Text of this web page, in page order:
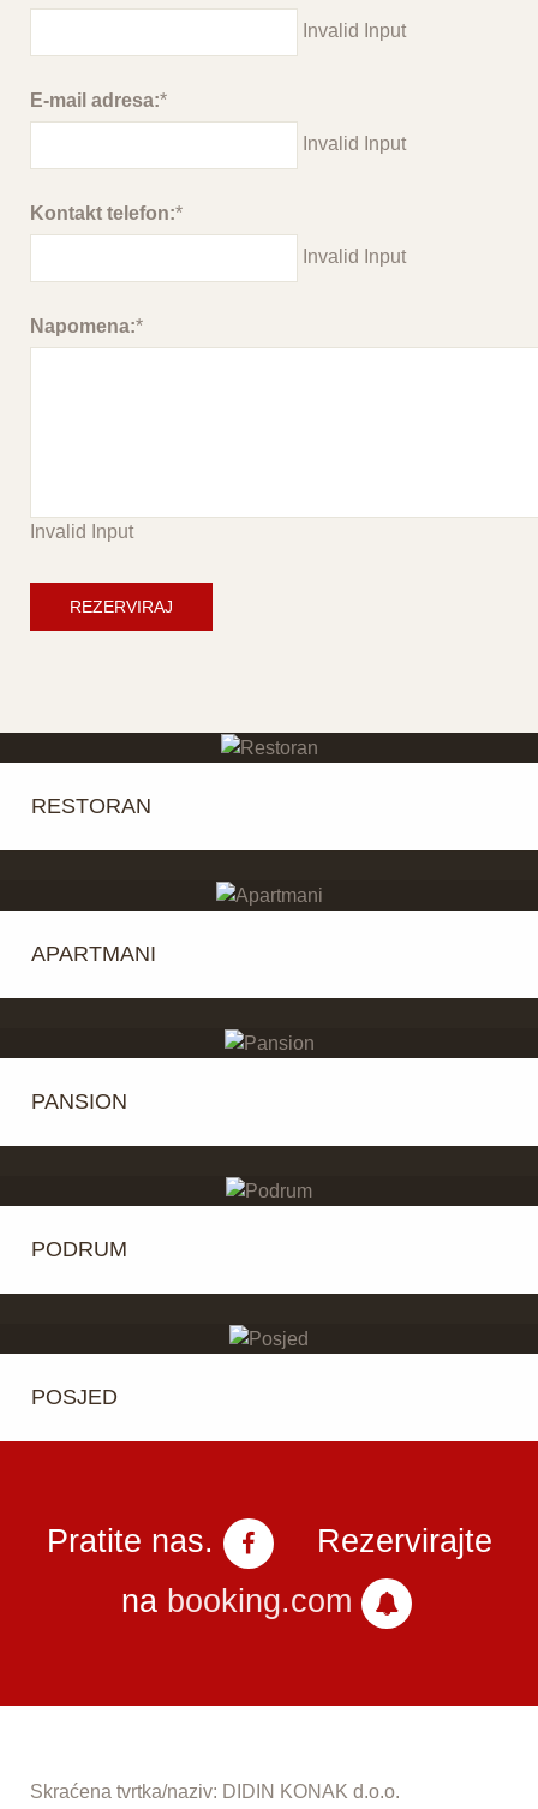
Invalid Input
E-mail adresa:*
Invalid Input
Kontakt telefon:*
Invalid Input
Napomena:*
Invalid Input
REZERVIRAJ
RESTORAN
APARTMANI
PANSION
PODRUM
POSJED
Pratite nas.
Rezervirajte
na booking.com
Skraćena tvrtka/naziv: DIDIN KONAK d.o.o.